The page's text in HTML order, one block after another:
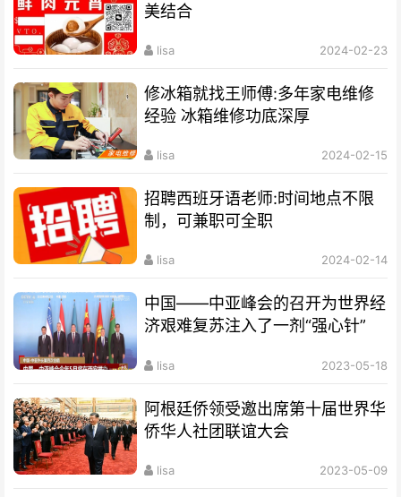
美结合
lisa 2024-02-23
修冰箱就找王师傅:多年家电维修
经验 冰箱维修功底深厚
lisa 2024-02-15
招聘西班牙语老师:时间地点不限
制，可兼职可全职
lisa 2024-02-14
中国——中亚峰会的召开为世界经
济艰难复苏注入了一剂“强心针”
lisa 2023-05-18
阿根廷侨领受邀出席第十届世界华
侨华人社团联谊大会
lisa 2023-05-09